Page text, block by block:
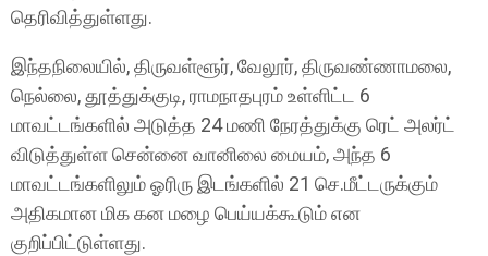
தெரிவித்துள்ளது.
இந்தநிலையில், திருவள்ளூர், வேலூர், திருவண்ணாமலை,
நெல்லை, தூத்துக்குடி, ராமநாதபுரம் உள்ளிட்ட 6
மாவட்டங்களில் அடுத்த 24 மணி நேரத்துக்கு ரெட் அலர்ட்
விடுத்துள்ள சென்னை வானிலை மையம், அந்த 6
மாவட்டங்களிலும் ஓரிரு இடங்களில் 21 செ.மீட்டருக்கும்
அதிகமான மிக கன மழை பெய்யக்கூடும் என
குறிப்பிட்டுள்ளது.